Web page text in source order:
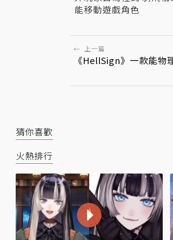
能移動遊戲角色
← 上一篇
《HellSign》一款能物
猜你喜歡
火熱排行